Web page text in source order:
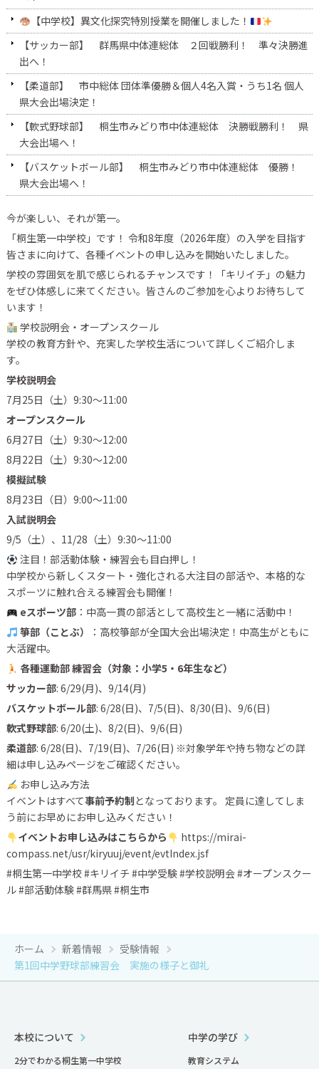
【中学校】異文化探究特別授業を開催しました！
【サッカー部】 群馬県中体連総体 ２回戦勝利！ 準々決勝進
出へ！
【柔道部】 市中総体 団体準優勝＆個人4名入賞・うち1名 個人
県大会出場決定！
【軟式野球部】 桐生市みどり市中体連総体 決勝戦勝利！ 県
大会出場へ！
【バスケットボール部】 桐生市みどり市中体連総体 優勝！
県大会出場へ！
今が楽しい、それが第一。
「桐生第一中学校」です！ 令和8年度（2026年度）の入学を目指す
皆さまに向けて、各種イベントの申し込みを開始いたしました。
学校の雰囲気を肌で感じられるチャンスです！「キリイチ」の魅力
をぜひ体感しに来てください。皆さんのご参加を心よりお待ちして
います！
学校説明会・オープンスクール
学校の教育方針や、充実した学校生活について詳しくご紹介しま
す。
学校説明会
7月25日（土）9:30〜11:00
オープンスクール
6月27日（土）9:30〜12:00
8月22日（土）9:30〜12:00
模擬試験
8月23日（日）9:00〜11:00
入試説明会
9/5（土）、11/28（土）9:30〜11:00
注目！部活動体験・練習会も目白押し！
中学校から新しくスタート・強化される大注目の部活や、本格的な
スポーツに触れ合える練習会も開催！
eスポーツ部：中高一貫の部活として高校生と一緒に活動中！
箏部（ことぶ）
：高校箏部が全国大会出場決定！中高生がともに
大活躍中。
各種運動部 練習会（対象：小学5・6年生など）
サッカー部: 6/29(月)、9/14(月)
バスケットボール部: 6/28(日)、7/5(日)、8/30(日)、9/6(日)
軟式野球部: 6/20(土)、8/2(日)、9/6(日)
柔道部: 6/28(日)、7/19(日)、7/26(日) ※対象学年や持ち物などの詳
細は申し込みページをご確認ください。
お申し込み方法
イベントはすべて事前予約制 となっております。 定員に達してしま
う前にお早めにお申し込みください！
イベントお申し込みはこちらから
https://mirai-
compass.net/usr/kiryuuj/event/evtIndex.jsf
#桐生第一中学校 #キリイチ #中学受験 #学校説明会 #オープンスクー
ル #部活動体験 #群馬県 #桐生市
ホーム 新着情報
受験情報
第1回中学野球部練習会 実施の様子と御礼
本校について
2分でわかる桐生第一中学校
中学の学び
教育システム